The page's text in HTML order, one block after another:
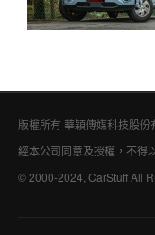
版權所有 華穎傳媒科技股
經本公司同意及授權，不得
© 2000-2024, CarStuff All